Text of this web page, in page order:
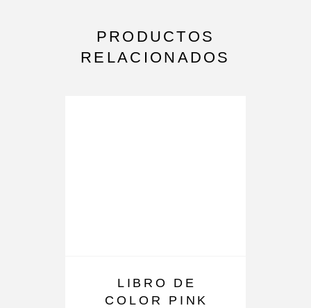
PRODUCTOS
RELACIONADOS
LIBRO DE
COLOR PINK